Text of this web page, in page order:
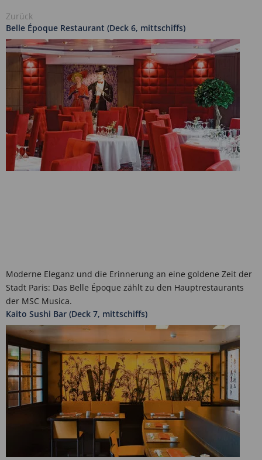
Zurück
Belle Époque Restaurant (Deck 6, mittschiffs)
Moderne Eleganz und die Erinnerung an eine goldene Zeit der
Stadt Paris: Das Belle Époque zählt zu den Hauptrestaurants
der MSC Musica.
Kaito Sushi Bar (Deck 7, mittschiffs)